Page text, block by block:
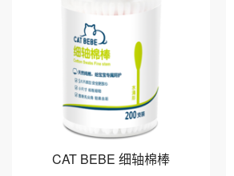
CAT BEBE 细轴棉棒